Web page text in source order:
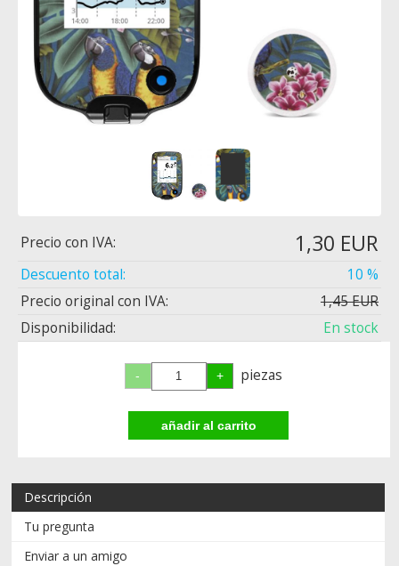
Precio con IVA: 1,30 EUR
Descuento total:
10 %
Precio original con IVA:
1,45 EUR
Disponibilidad:
En stock
piezas
Descripción
Tu pregunta
Enviar a un amigo